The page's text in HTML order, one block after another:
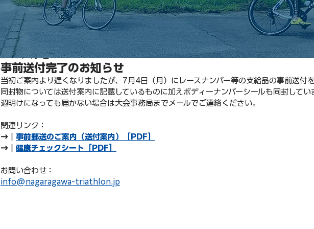
事前送付完了のお知らせ
2022年7月6日
当初ご案内より遅くなりましたが、7月4日（月）にレースナンバー等の支給品の事前送付
同封物については送付案内に記載しているものに加えボディーナンバーシールも同封してい
週明けになっても届かない場合は大会事務局までメールでご連絡ください。
関連リンク：
→｜ 事前郵送のご案内（送付案内）［PDF］
→｜ 健康チェックシート［PDF］
お問い合わせ：
info@nagaragawa-triathlon.jp